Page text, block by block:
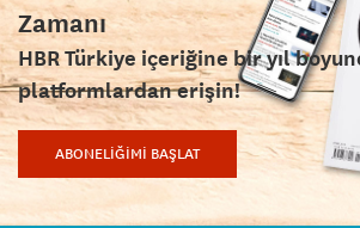
Zamanı
HBR Türkiye içeriğine bir yıl
platformlardan erişin!
ABONELİĞİMİ BAŞLAT